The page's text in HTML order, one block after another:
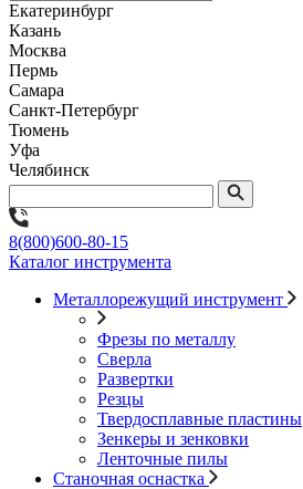
Екатеринбург
Казань
Москва
Пермь
Самара
Санкт-Петербург
Тюмень
Уфа
Челябинск
8(800)600-80-15
Каталог инструмента
Металлорежущий инструмент
Фрезы по металлу
Сверла
Развертки
Резцы
Твердосплавные пластины
Зенкеры и зенковки
Ленточные пилы
Станочная оснастка